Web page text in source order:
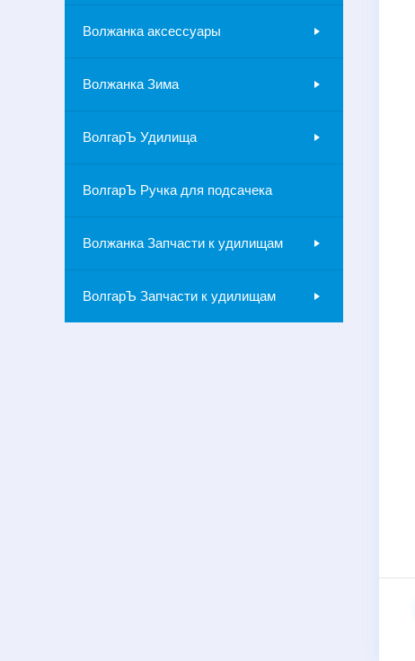
Волжанка аксессуары
Волжанка Зима
ВолгарЪ Удилища
ВолгарЪ Ручка для подсачека
Волжанка Запчасти к удилищам
ВолгарЪ Запчасти к удилищам